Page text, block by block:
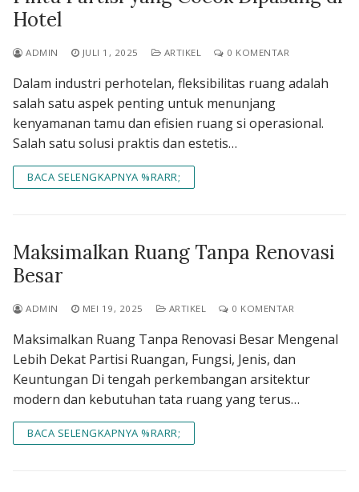
Hotel
ADMIN JULI 1, 2025 ARTIKEL 0 KOMENTAR
Dalam industri perhotelan, fleksibilitas ruang adalah
salah satu aspek penting untuk menunjang
kenyamanan tamu dan efisien ruang si operasional.
Salah satu solusi praktis dan estetis…
BACA SELENGKAPNYA %RARR;
Maksimalkan Ruang Tanpa Renovasi
Besar
ADMIN MEI 19, 2025 ARTIKEL 0 KOMENTAR
Maksimalkan Ruang Tanpa Renovasi Besar Mengenal
Lebih Dekat Partisi Ruangan, Fungsi, Jenis, dan
Keuntungan Di tengah perkembangan arsitektur
modern dan kebutuhan tata ruang yang terus…
BACA SELENGKAPNYA %RARR;